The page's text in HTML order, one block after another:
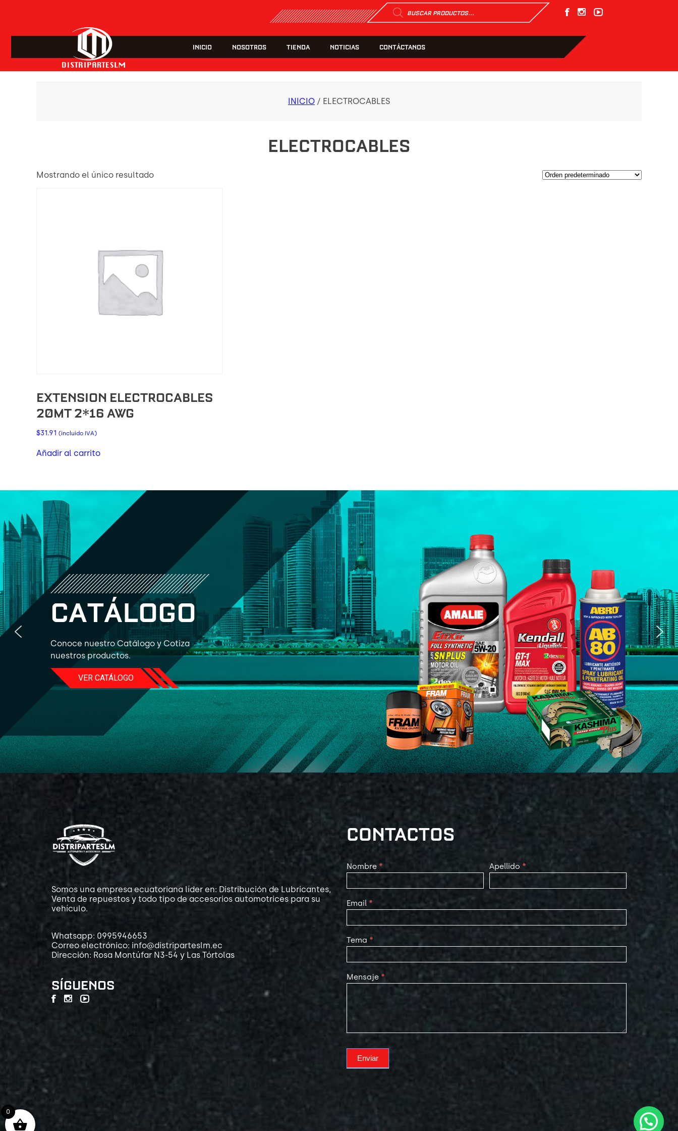
Búsqueda
de
productos
INICIO NOSOTROS TIENDA NOTICIAS CONTÁCTANOS
INICIO / ELECTROCABLES
ELECTROCABLES
Mostrando el único resultado
EXTENSION ELECTROCABLES
20MT 2*16 AWG
$31.91 (incluido IVA)
Añadir al carrito
CATÁLOGO
Conoce nuestro Catálogo y Cotiza
nuestros productos.
VER CATÁLOGO
Somos una empresa ecuatoriana líder en: Distribución de Lubricantes,
Venta de repuestos y todo tipo de accesorios automotrices para su
vehículo.
Whatsapp: 0995946653
Correo electrónico: info@distriparteslm.ec
Dirección: Rosa Montúfar N3-54 y Las Tórtolas
SÍGUENOS
CONTACTOS
Contact
Us
Nombre * Apellido *
Email *
Tema *
Mensaje *
Enviar
0